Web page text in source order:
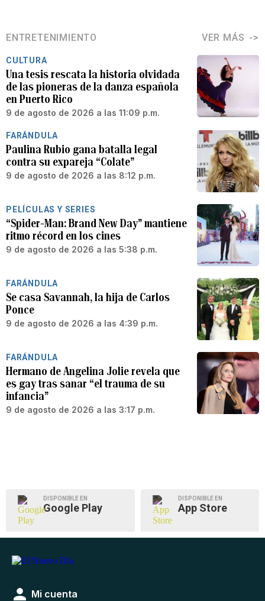
ENTRETENIMIENTO VER MÁS
CULTURA
Una tesis rescata la historia olvidada
de las pioneras de la danza española
en Puerto Rico
9 de agosto de 2026 a las 11:09 p.m.
FARÁNDULA
Paulina Rubio gana batalla legal
contra su expareja “Colate”
9 de agosto de 2026 a las 8:12 p.m.
PELÍCULAS Y SERIES
“Spider-Man: Brand New Day” mantiene
ritmo récord en los cines
9 de agosto de 2026 a las 5:38 p.m.
FARÁNDULA
Se casa Savannah, la hija de Carlos
Ponce
9 de agosto de 2026 a las 4:39 p.m.
FARÁNDULA
Hermano de Angelina Jolie revela que
es gay tras sanar “el trauma de su
infancia”
9 de agosto de 2026 a las 3:17 p.m.
DISPONIBLE EN
Google Play
DISPONIBLE EN
App Store
Mi cuenta